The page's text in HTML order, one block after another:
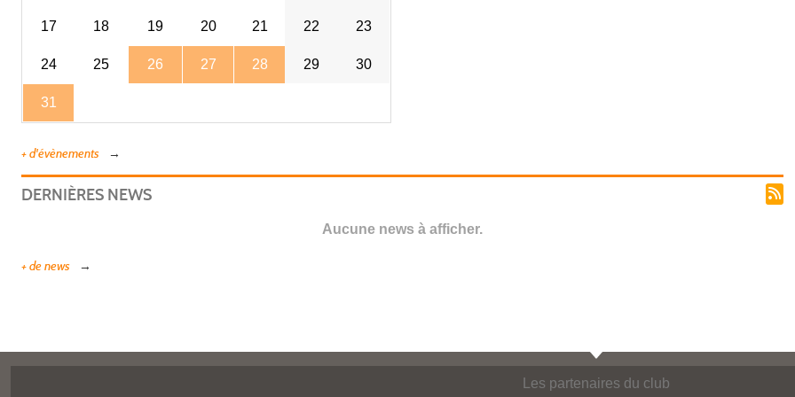
17 18 19 20 21 22 23
24 25 26 27 28 29 30
31
+ d'évènements
DERNIÈRES NEWS
Aucune news à afficher.
+ de news
Les partenaires du club